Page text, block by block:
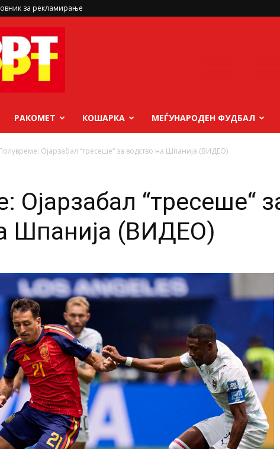
за рекламирање
РАКОМЕТ КОШАРКА МЕЃУНАРОДЕН ФУДБАЛ
Ојарзабал “тресеше“ за водство на Шпанија (ВИДЕО)
Ојарзабал “тресеше“
Шпанија (ВИДЕО)